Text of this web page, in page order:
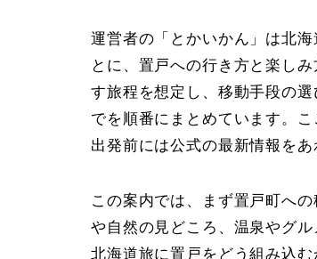
運営者の「とかいかん」は北
とに、置戸への行き方と楽し
す旅程を想定し、移動手段の
でを順番にまとめています。
出発前には公式の最新情報をあ
この案内では、まず置戸町へ
や自然の見どころ、温泉やグ
北海道旅に置戸をどう組み込